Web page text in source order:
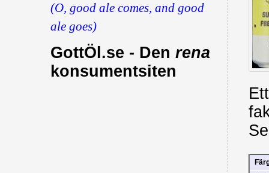
(O, good ale comes, and good
ale goes)
GottÖl.se - Den rena
konsumentsiten